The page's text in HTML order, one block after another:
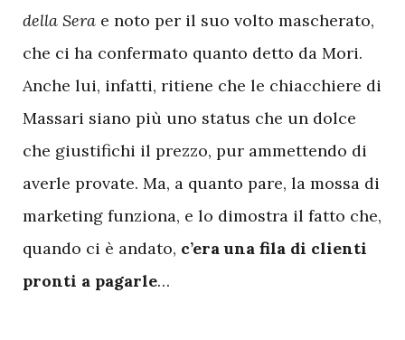
della Sera e noto per il suo volto mascherato,
che ci ha confermato quanto detto da Mori.
Anche lui, infatti, ritiene che le chiacchiere di
Massari siano più uno status che un dolce
che giustifichi il prezzo, pur ammettendo di
averle provate. Ma, a quanto pare, la mossa di
marketing funziona, e lo dimostra il fatto che,
quando ci è andato, c’era una fila di clienti
pronti a pagarle…